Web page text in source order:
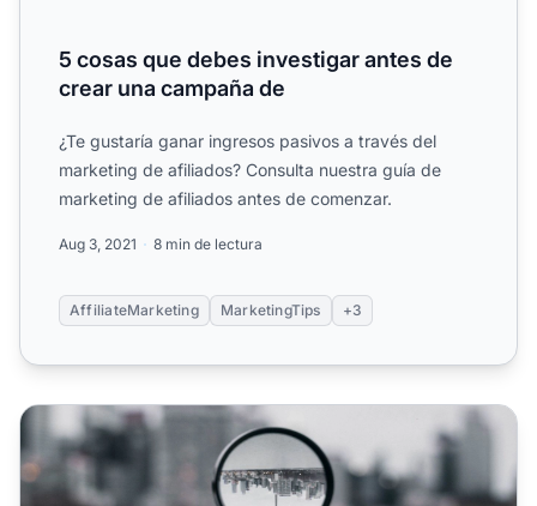
5 cosas que debes investigar antes de
crear una campaña de
¿Te gustaría ganar ingresos pasivos a través del
marketing de afiliados? Consulta nuestra guía de
marketing de afiliados antes de comenzar.
Aug 3, 2021 8 min de lectura
AffiliateMarketing MarketingTips +3
6 mitos comunes sobre el marketing de afiliados